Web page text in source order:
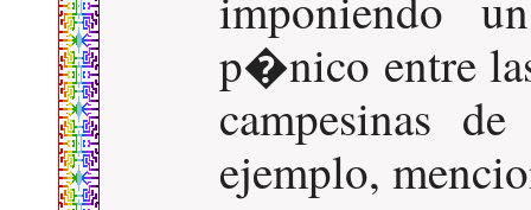
p�nico entre
campesinas
ejemplo,